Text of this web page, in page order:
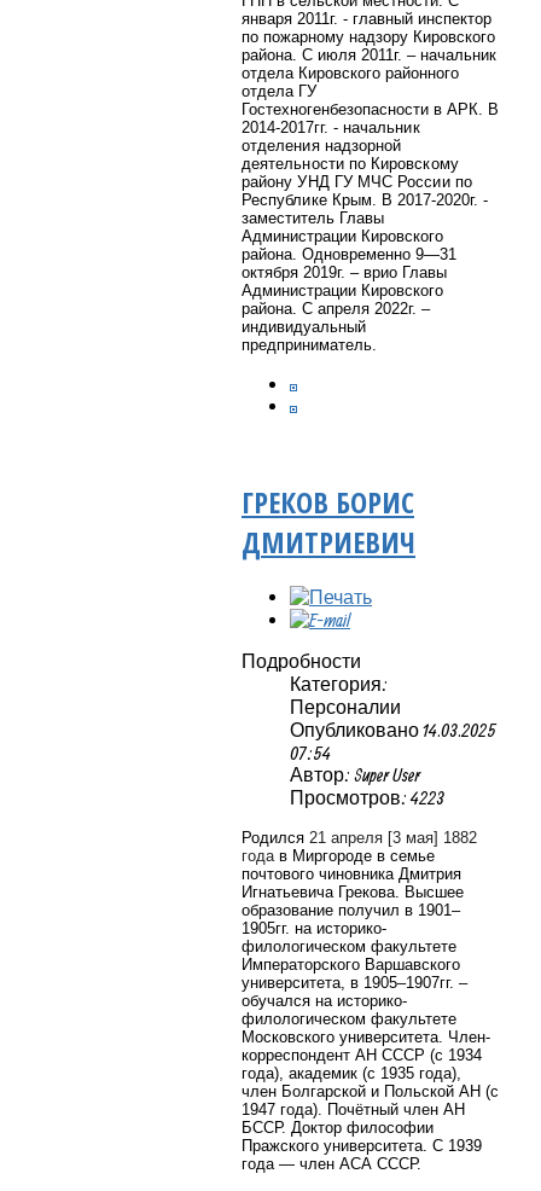
января 2011г. - главный инспектор
по пожарному надзору Кировского
района. С июля 2011г. – начальник
отдела Кировского районного
отдела ГУ
Гостехногенбезопасности в АРК. В
2014-2017гг. - начальник
отделения надзорной
деятельности по Кировскому
району УНД ГУ МЧС России по
Республике Крым. В 2017-2020г. -
заместитель Главы
Администрации Кировского
района. Одновременно 9—31
октября 2019г. – врио Главы
Администрации Кировского
района. С апреля 2022г. –
индивидуальный
предприниматель.
ГРЕКОВ БОРИС
ДМИТРИЕВИЧ
Подробности
Категория:
Персоналии
Опубликовано 14.03.2025
07:54
Автор: Super User
Просмотров: 4223
Родился 21 апреля [3 мая] 1882
года в Миргороде в семье
почтового чиновника Дмитрия
Игнатьевича Грекова. Высшее
образование получил в 1901–
1905гг. на историко-
филологическом факультете
Императорского Варшавского
университета, в 1905–1907гг. –
обучался на историко-
филологическом факультете
Московского университета. Член-
корреспондент АН СССР (с 1934
года), академик (с 1935 года),
член Болгарской и Польской АН (с
1947 года). Почётный член АН
БССР. Доктор философии
Пражского университета. С 1939
года — член АСА СССР.